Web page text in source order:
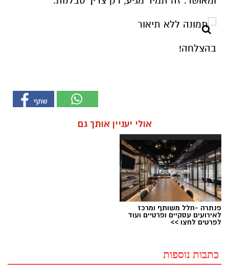
בהצלחה!
אולי יעניין אותך גם
פנתרה -חלל משותף ומרכז
לאירועים עסקיים ופרטיים ועוד
לפרטים לחצו >>
כתבות נוספות